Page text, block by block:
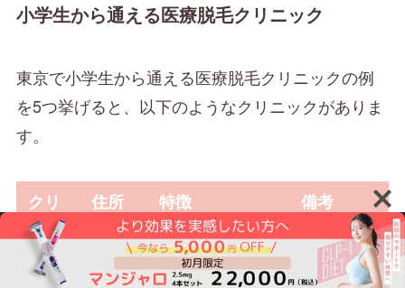
小学生から通える医療脱毛クリニック
東京で小学生から通える医療脱毛クリニックの例
を5つ挙げると、以下のようなクリニックがありま
す。
クリ
ニッ
ク名
住所 特徴 備考